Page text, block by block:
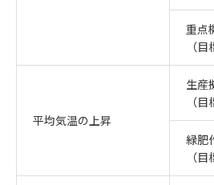
重点
（
平均気温の上昇
生産
（
緑肥
（